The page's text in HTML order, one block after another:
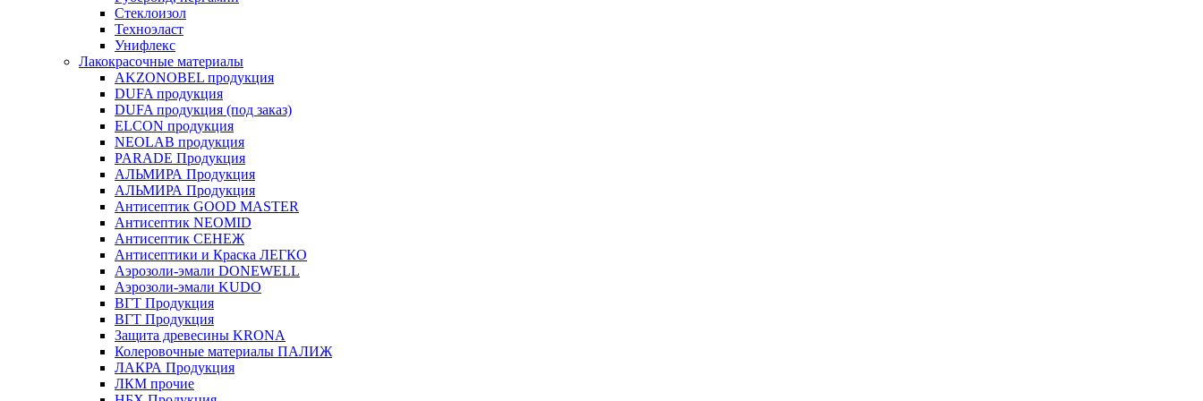
Стеклоизол
Техноэласт
Унифлекс
Лакокрасочные материалы
AKZONOBEL продукция
DUFA продукция
DUFA продукция (под заказ)
ELCON продукция
NEOLAB продукция
PARADE Продукция
АЛЬМИРА Продукция
АЛЬМИРА Продукция
Антисептик GOOD MASTER
Антисептик NEOMID
Антисептик СЕНЕЖ
Антисептики и Краска ЛЕГКО
Аэрозоли-эмали DONEWELL
Аэрозоли-эмали KUDO
ВГТ Продукция
ВГТ Продукция
Защита древесины KRONA
Колеровочные материалы ПАЛИЖ
ЛАКРА Продукция
ЛКМ прочие